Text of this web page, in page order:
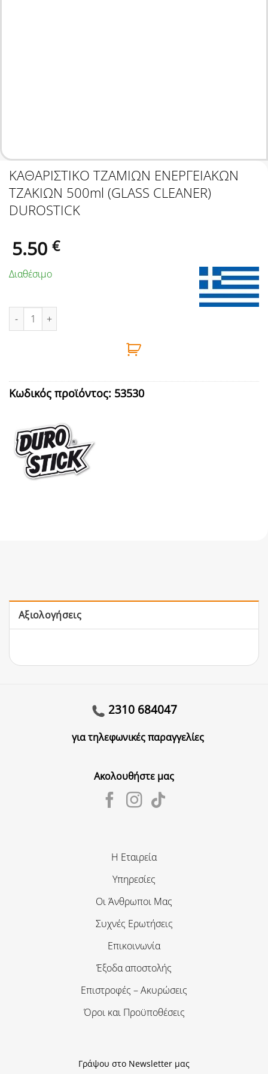
ΚΑΘΑΡΙΣΤΙΚΟ ΤΖΑΜΙΩΝ ΕΝΕΡΓΕΙΑΚΩΝ
ΤΖΑΚΙΩΝ 500ml (GLASS CLEANER)
DUROSTICK
5.50 €
Διαθέσιμο
ΚΑΘΑΡΙΣΤΙΚΟ ΤΖΑΜΙΩΝ ΕΝΕΡΓΕΙΑΚΩΝ ΤΖΑΚΙΩΝ 500ml (GLASS
Κωδικός προϊόντος: 53530
Αξιολογήσεις
2310 684047
για τηλεφωνικές παραγγελίες
Ακολουθήστε μας
Η Εταιρεία
Υπηρεσίες
Οι Άνθρωποι Μας
Συχνές Ερωτήσεις
Επικοινωνία
Έξοδα αποστολής
Επιστροφές – Ακυρώσεις
Όροι και Προϋποθέσεις
Γράψου στο Newsletter μας